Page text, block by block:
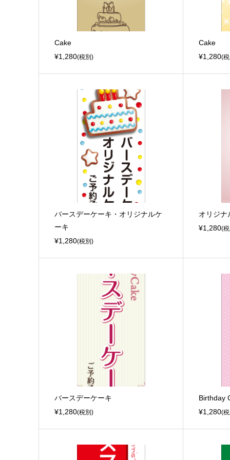
Cake
¥1,280(税別)
Cake
¥1,280(
バースデーケーキ・オリジナルケ
ーキ
¥1,280(税別)
オリジナ
¥1,280(
バースデーケーキ
¥1,280(税別)
Birthday
¥1,280(